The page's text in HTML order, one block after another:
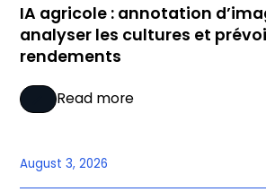
IA agricole : annotation
analyser les cultures et
rendements
Read more
August 3, 2026